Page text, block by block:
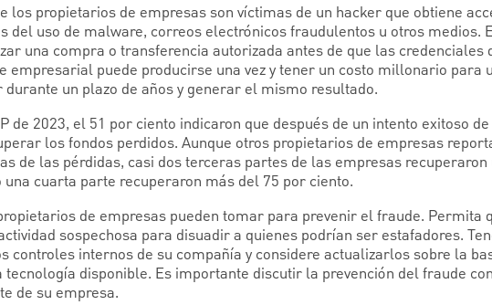
los propietarios de empresas son víctimas de un hacker que obtiene
del uso de malware, correos electrónicos fraudulentos u otros medios.
una compra o transferencia autorizada antes de que las credenciales
empresarial puede producirse una vez y tener un costo millonario para
un plazo de años y generar el mismo resultado.
de 2023, el 51 por ciento indicaron que después de un intento exitoso
los fondos perdidos. Aunque otros propietarios de empresas
de las pérdidas, casi dos terceras partes de las empresas recuperaron
una cuarta parte recuperaron más del 75 por ciento.
de empresas pueden tomar para prevenir el fraude. Permita
sospechosa para disuadir a quienes podrían ser estafadores.
controles internos de su compañía y considere actualizarlos sobre la
tecnología disponible. Es importante discutir la prevención del fraude
de su empresa.